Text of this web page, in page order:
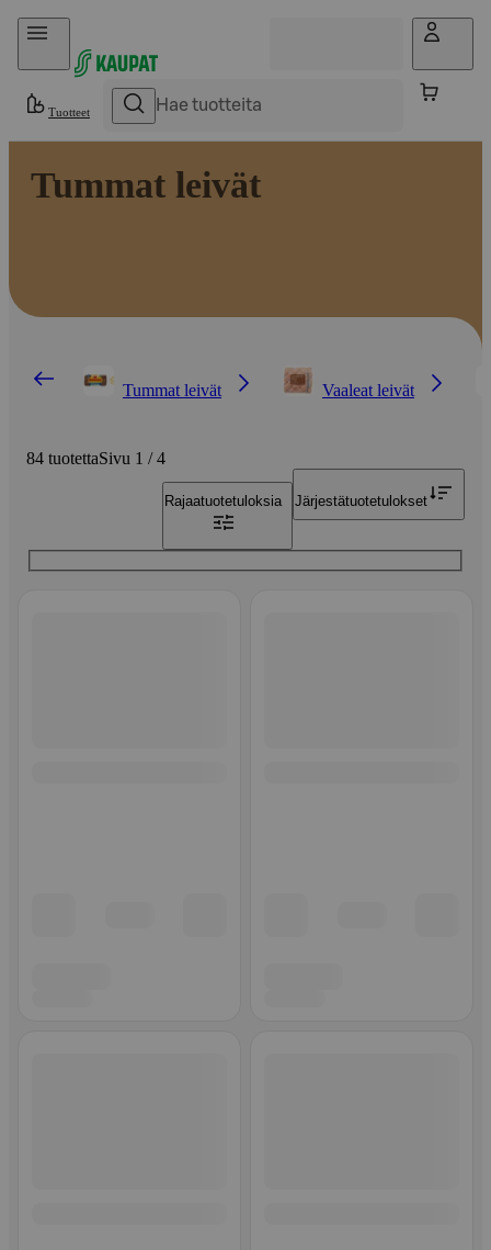
Hyppää sisältöön
Tuotteet
Tummat leivät
Tummat leivät Vaaleat leivät
84 tuotettaSivu 1 / 4
Rajaatuotetuloksia Järjestätuotetulokset